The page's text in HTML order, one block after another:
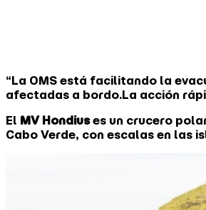
“La OMS está facilitando la
afectadas a bordo.La acción
El MV Hondiuses un crucero
Cabo Verde, con escalas en las